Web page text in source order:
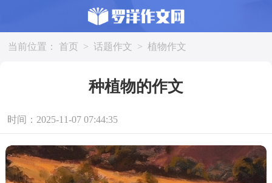
当前位置： 首页 > 话题作文 > 植物作文
种植物的作文
时间：2025-11-07 07:44:35